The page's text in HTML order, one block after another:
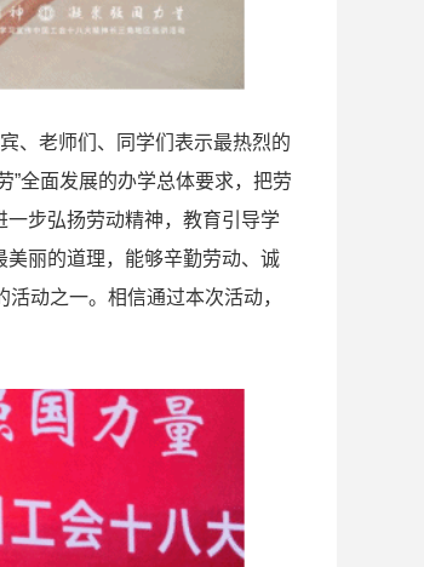
、老师们、同学们表示最热烈的
”全面发展的办学总体要求，把劳
步弘扬劳动精神，教育引导学
丽的道理，能够辛勤劳动、诚
动之一。相信通过本次活动，